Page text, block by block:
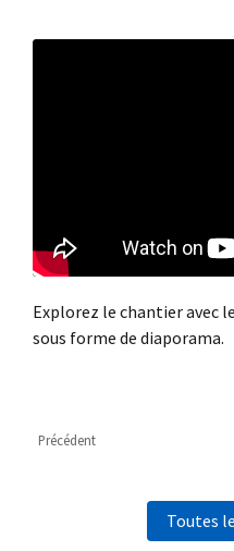
Explorez le chantier avec
sous forme de diaporama.
Précédent
Toutes